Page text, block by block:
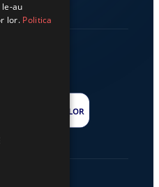
au
lor. Politica